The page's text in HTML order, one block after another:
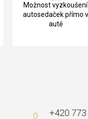
Možnost vyzkoušení
autosedaček přímo v
autě
+420